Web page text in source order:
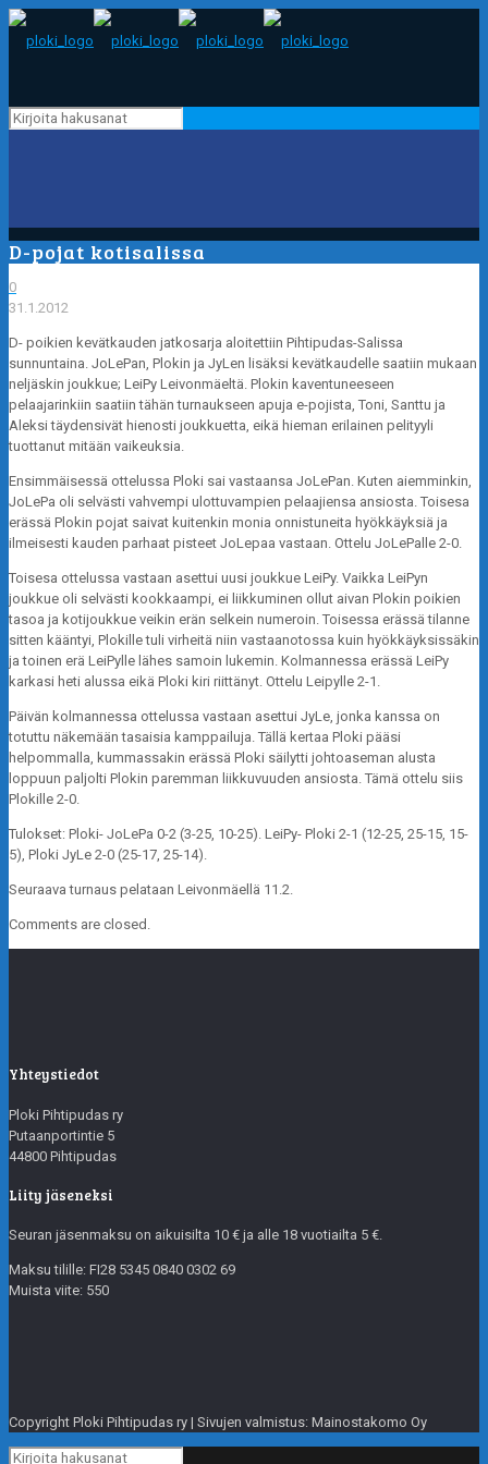
D-pojat kotisalissa
0
31.1.2012
D- poikien kevätkauden jatkosarja aloitettiin Pihtipudas-Salissa
sunnuntaina. JoLePan, Plokin ja JyLen lisäksi kevätkaudelle saatiin mukaan
neljäskin joukkue; LeiPy Leivonmäeltä. Plokin kaventuneeseen
pelaajarinkiin saatiin tähän turnaukseen apuja e-pojista, Toni, Santtu ja
Aleksi täydensivät hienosti joukkuetta, eikä hieman erilainen pelityyli
tuottanut mitään vaikeuksia.
Ensimmäisessä ottelussa Ploki sai vastaansa JoLePan. Kuten aiemminkin,
JoLePa oli selvästi vahvempi ulottuvampien pelaajiensa ansiosta. Toisesa
erässä Plokin pojat saivat kuitenkin monia onnistuneita hyökkäyksiä ja
ilmeisesti kauden parhaat pisteet JoLepaa vastaan. Ottelu JoLePalle 2-0.
Toisesa ottelussa vastaan asettui uusi joukkue LeiPy. Vaikka LeiPyn
joukkue oli selvästi kookkaampi, ei liikkuminen ollut aivan Plokin poikien
tasoa ja kotijoukkue veikin erän selkein numeroin. Toisessa erässä tilanne
sitten kääntyi, Plokille tuli virheitä niin vastaanotossa kuin hyökkäyksissäkin
ja toinen erä LeiPylle lähes samoin lukemin. Kolmannessa erässä LeiPy
karkasi heti alussa eikä Ploki kiri riittänyt. Ottelu Leipylle 2-1.
Päivän kolmannessa ottelussa vastaan asettui JyLe, jonka kanssa on
totuttu näkemään tasaisia kamppailuja. Tällä kertaa Ploki pääsi
helpommalla, kummassakin erässä Ploki säilytti johtoaseman alusta
loppuun paljolti Plokin paremman liikkuvuuden ansiosta. Tämä ottelu siis
Plokille 2-0.
Tulokset: Ploki- JoLePa 0-2 (3-25, 10-25). LeiPy- Ploki 2-1 (12-25, 25-15, 15-
5), Ploki JyLe 2-0 (25-17, 25-14).
Seuraava turnaus pelataan Leivonmäellä 11.2.
Comments are closed.
Yhteystiedot
Ploki Pihtipudas ry
Putaanportintie 5
44800 Pihtipudas
Liity jäseneksi
Seuran jäsenmaksu on aikuisilta 10 € ja alle 18 vuotiailta 5 €.
Maksu tilille: FI28 5345 0840 0302 69
Muista viite: 550
Copyright Ploki Pihtipudas ry | Sivujen valmistus: Mainostakomo Oy